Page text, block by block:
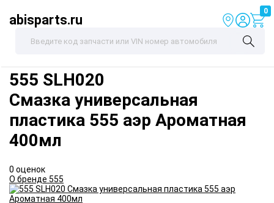
abisparts.ru
0
555 SLH020
Смазка универсальная
пластика 555 аэр Ароматная
400мл
0 оценок
О бренде 555